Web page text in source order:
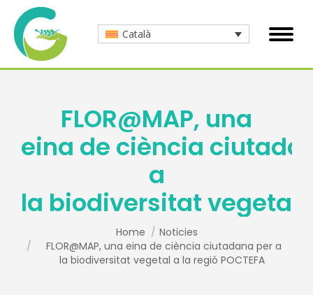
Català
FLOR@MAP, una
eina de ciència
a
la biodiversitat vegetal
Home
Noticies
FLOR@MAP, una eina de ciència ciutadana per a
la biodiversitat vegetal a la regió POCTEFA